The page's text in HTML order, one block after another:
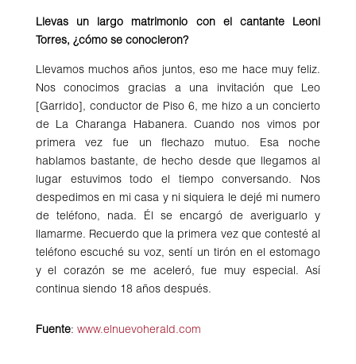
Llevas un largo matrimonio con el cantante Leoni
Torres, ¿cómo se conocieron?
Llevamos muchos años juntos, eso me hace muy feliz.
Nos conocimos gracias a una invitación que Leo
[Garrido], conductor de Piso 6, me hizo a un concierto
de La Charanga Habanera. Cuando nos vimos por
primera vez fue un flechazo mutuo. Esa noche
hablamos bastante, de hecho desde que llegamos al
lugar estuvimos todo el tiempo conversando. Nos
despedimos en mi casa y ni siquiera le dejé mi numero
de teléfono, nada. Él se encargó de averiguarlo y
llamarme. Recuerdo que la primera vez que contesté al
teléfono escuché su voz, sentí un tirón en el estomago
y el corazón se me aceleró, fue muy especial. Así
continua siendo 18 años después.
Fuente: www.elnuevoherald.com